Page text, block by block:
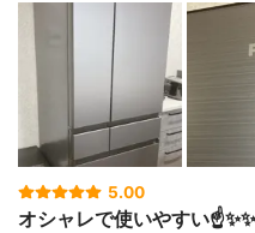
5.00
オシャレで使いやすい☝️✨✨